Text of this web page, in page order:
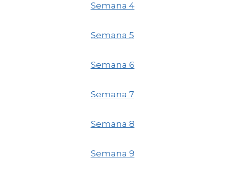
Semana 4
Semana 5
Semana 6
Semana 7
Semana 8
Semana 9